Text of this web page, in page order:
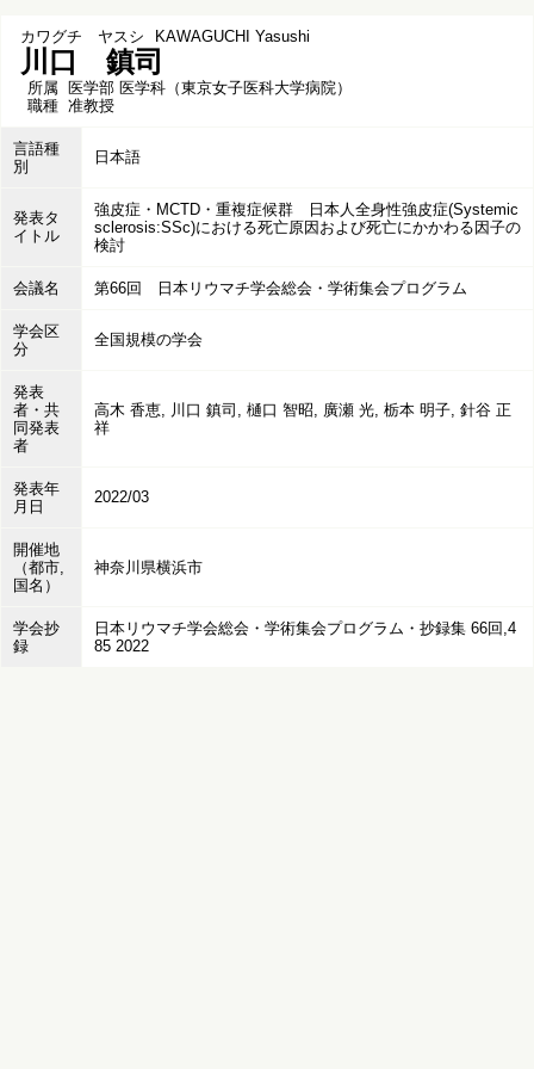
カワグチ ヤスシ KAWAGUCHI Yasushi
川口 鎮司
所属 医学部 医学科（東京女子医科大学病院）
職種 准教授
言語種
別
日本語
発表タ
イトル
強皮症・MCTD・重複症候群 日本人全身性強皮症(Systemic
sclerosis:SSc)における死亡原因および死亡にかかわる因子の
検討
会議名 第66回 日本リウマチ学会総会・学術集会プログラム
学会区
分
全国規模の学会
発表
者・共
同発表
者
高木 香恵, 川口 鎮司, 樋口 智昭, 廣瀬 光, 栃本 明子, 針谷 正
祥
発表年
月日
2022/03
開催地
（都市,
国名）
神奈川県横浜市
学会抄
録
日本リウマチ学会総会・学術集会プログラム・抄録集 66回,4
85 2022